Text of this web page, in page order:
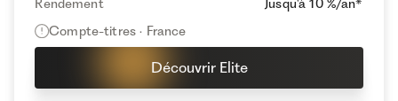
Compte-titres · France
Découvrir Elite